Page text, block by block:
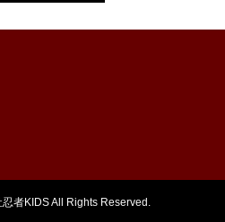
者KIDS All Rights Reserved.